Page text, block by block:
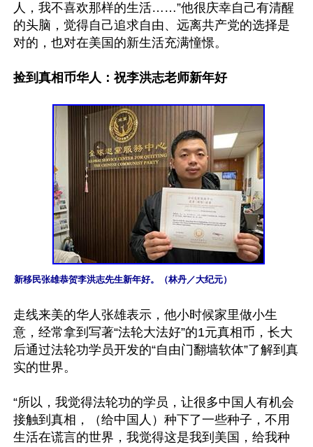
人，我不喜欢那样的生活……”他很庆幸自己有清醒
的头脑，觉得自己追求自由、远离共产党的选择是
对的，也对在美国的新生活充满憧憬。
捡到真相币华人：祝李洪志老师新年好
新移民张雄恭贺李洪志先生新年好。（林丹／大纪元）
走线来美的华人张雄表示，他小时候家里做小生
意，经常拿到写著“法轮大法好”的1元真相币，长大
后通过法轮功学员开发的“自由门翻墙软体”了解到真
实的世界。
“所以，我觉得法轮功的学员，让很多中国人有机会
接触到真相，（给中国人）种下了一些种子，不用
生活在谎言的世界，我觉得这是我到美国，给我种